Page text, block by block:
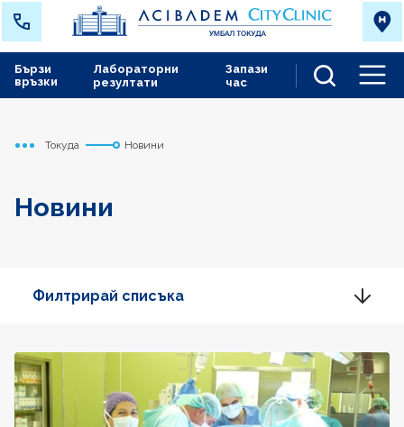
Лабораторни
резултати
Запази
час
Бързи
връзки
Начало
Токуда Новини
Новини
Филтрирай списъка